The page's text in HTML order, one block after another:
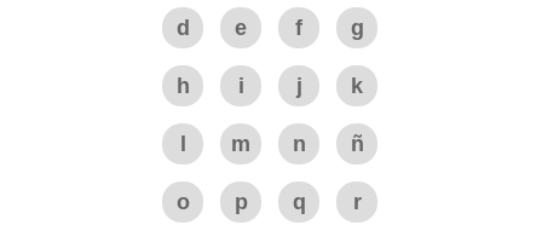
d e f g
h i j k
m n ñ
o p q r